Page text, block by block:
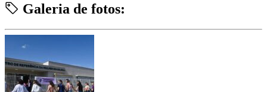
Galeria de fotos: